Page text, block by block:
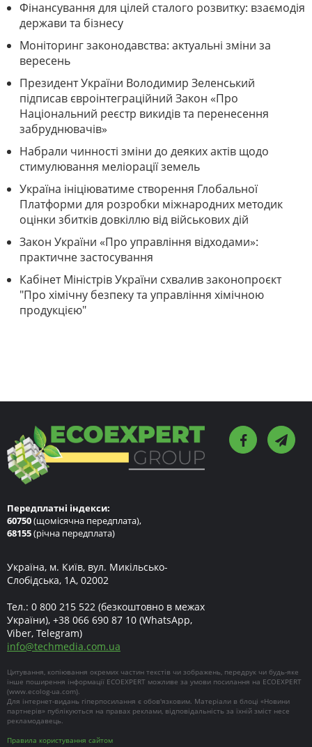
Фінансування для цілей сталого розвитку: взаємодія
держави та бізнесу
Моніторинг законодавства: актуальні зміни за
вересень
Президент України Володимир Зеленський
підписав євроінтеграційний Закон «Про
Національний реєстр викидів та перенесення
забруднювачів»
Набрали чинності зміни до деяких актів щодо
стимулювання меліорації земель
Україна ініціюватиме створення Глобальної
Платформи для розробки міжнародних методик
оцінки збитків довкіллю від військових дій
Закон України «Про управління відходами»:
практичне застосування
Кабінет Міністрів України схвалив законопроєкт
"Про хімічну безпеку та управління хімічною
продукцією"
Передплатні індекси:
60750(щомісячна передплата),
68155(річна передплата)
Україна, м. Київ, вул. Микільсько-
Слобідська, 1А, 02002
Тел.: 0 800 215 522 (безкоштовно в межах
України), +38 066 690 87 10 (WhatsApp,
Viber, Telegram)
info@techmedia.com.ua
Цитування, копіювання окремих частин текстів чи зображень, передрук чи будь-яке
інше поширення інформації ECOEXPERT можливе за умови посилання на ECOEXPERT
(www.ecolog-ua.com).
Для інтернет-видань гіперпосилання є обов'язковим. Матеріали в блоці «Новини
партнерів» публікуються на правах реклами, відповідальність за їхній зміст несе
рекламодавець.
Правила користування сайтом